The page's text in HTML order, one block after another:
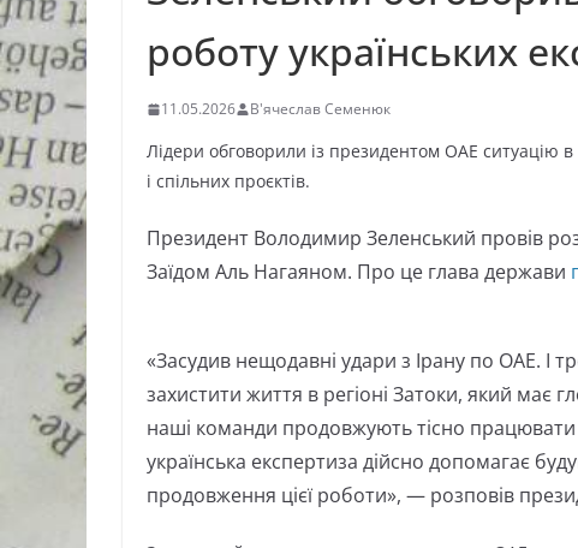
роботу українських
11.05.2026 В'ячеслав Семенюк
Лідери обговорили із президентом ОАЕ ситуацію в
і спільних проєктів.
Президент Володимир Зеленський провів
Заїдом Аль Нагаяном. Про це глава держави
«Засудив нещодавні удари з Ірану по ОАЕ. І
захистити життя в регіоні Затоки, який
наші команди продовжують тісно
українська експертиза дійсно допомагає
продовження цієї роботи», — розповів